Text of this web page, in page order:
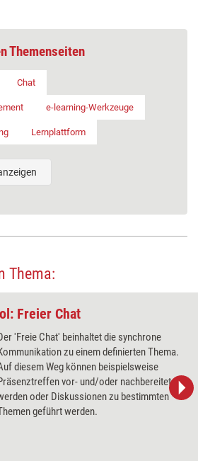
Themenseiten
Chat
e-learning-Werkzeuge
Lernplattform
Thema:
Freier Chat
'Freie Chat' beinhaltet die synchrone
zu einem definierten Thema.
diesem Weg können beispielsweise
vor- und/oder nachbereitet
oder Diskussionen zu bestimmten
geführt werden.